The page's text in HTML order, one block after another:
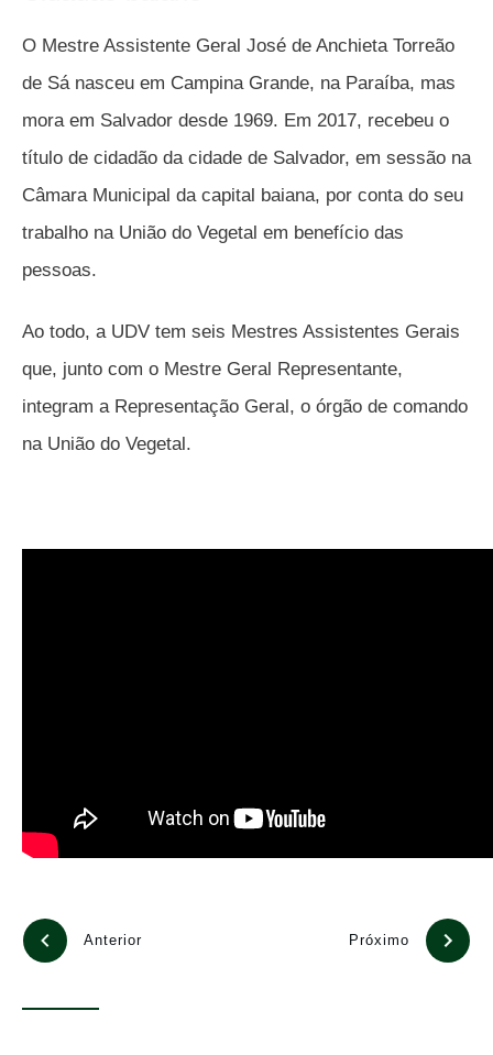
O Mestre Assistente Geral José de Anchieta Torreão
de Sá nasceu em Campina Grande, na Paraíba, mas
mora em Salvador desde 1969. Em 2017, recebeu o
título de cidadão da cidade de Salvador, em sessão na
Câmara Municipal da capital baiana, por conta do seu
trabalho na União do Vegetal em benefício das
pessoas.
Ao todo, a UDV tem seis Mestres Assistentes Gerais
que, junto com o Mestre Geral Representante,
integram a Representação Geral, o órgão de comando
na União do Vegetal.
Anterior Próximo